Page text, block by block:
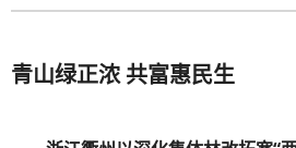
青山绿正浓 共富惠民生